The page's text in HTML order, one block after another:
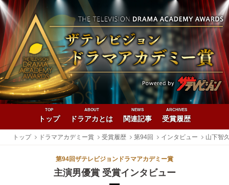
TOP
トップ
ABOUT
ドラアカとは
NEWS
関連記事
ARCHIVES
受賞履歴
トップ ドラマアカデミー賞 受賞履歴 第94回 インタビュー 山下智
第94回ザテレビジョンドラマアカデミー賞
主演男優賞 受賞インタビュー